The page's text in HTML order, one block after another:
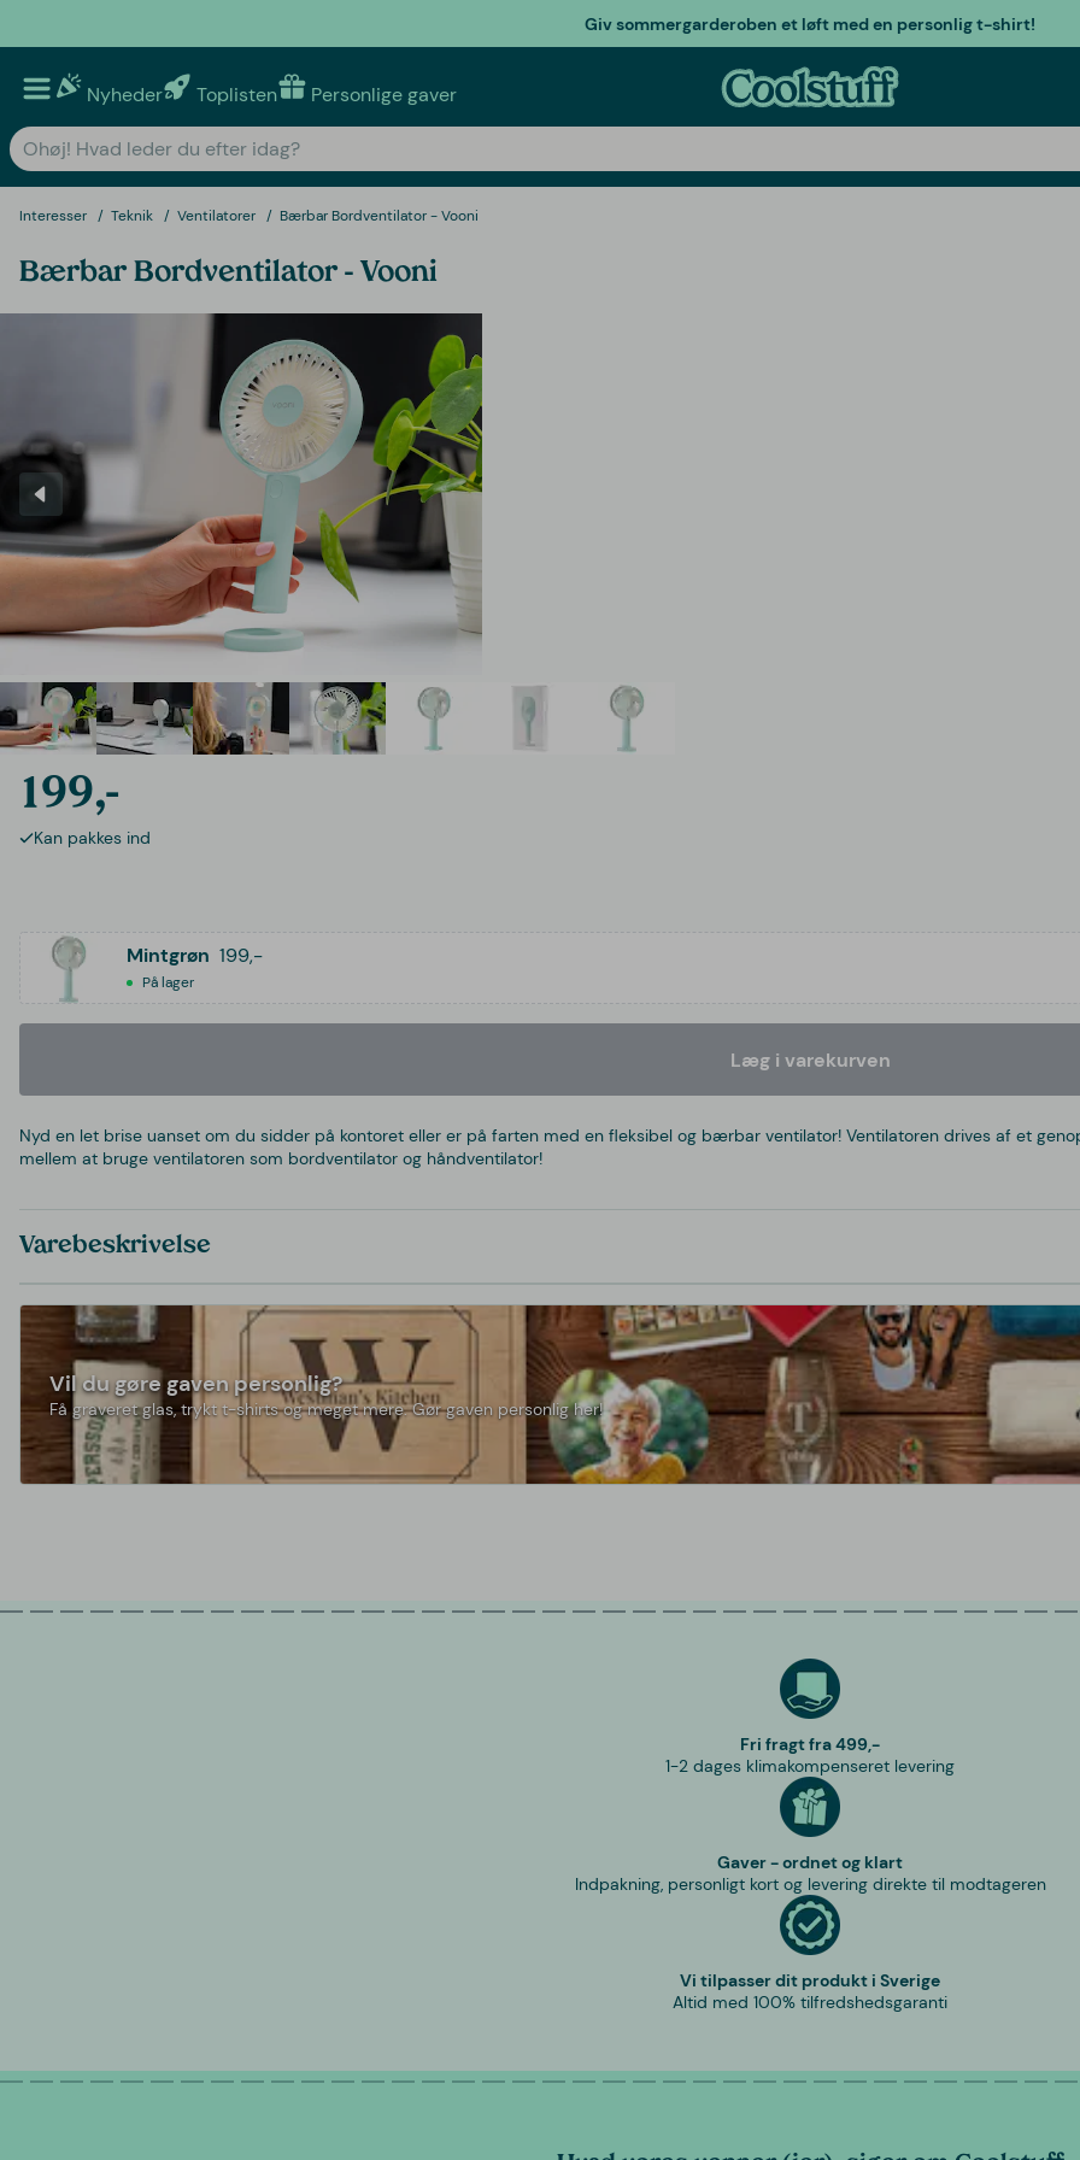
Giv sommergarderoben et løft med en personlig t-shirt!
Nyheder Toplisten Personlige gaver
Interesser Teknik Ventilatorer Bærbar Bordventilator - Vooni
Bærbar Bordventilator - Vooni
199,-
Kan pakkes ind
Mintgrøn 199,-
På lager
Læg i varekurven
Nyd en let brise uanset om du sidder på kontoret eller er på farten med en fleksibel og bærbar ventilator! Ventilatoren drives af et
mellem at bruge ventilatoren som bordventilator og håndventilator!
Varebeskrivelse
Vil du gøre gaven personlig?
Få graveret glas, trykt t-shirts og meget mere. Gør gaven personlig her!
Fri fragt fra 499,-
1-2 dages klimakompenseret levering
Gaver - ordnet og klart
Indpakning, personligt kort og levering direkte til modtageren
Vi tilpasser dit produkt i Sverige
Altid med 100% tilfredshedsgaranti